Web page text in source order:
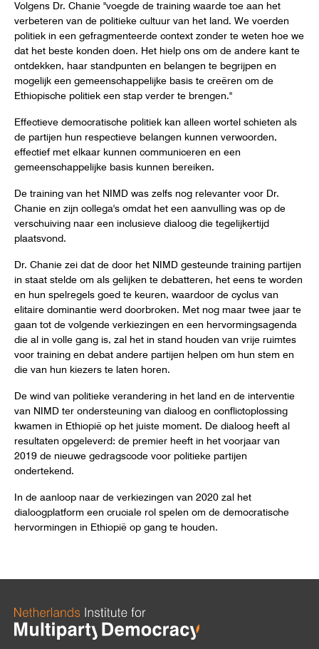
Volgens Dr. Chanie "voegde de training waarde toe aan het
verbeteren van de politieke cultuur van het land. We voerden
politiek in een gefragmenteerde context zonder te weten hoe we
dat het beste konden doen. Het hielp ons om de andere kant te
ontdekken, haar standpunten en belangen te begrijpen en
mogelijk een gemeenschappelijke basis te creëren om de
Ethiopische politiek een stap verder te brengen."
Effectieve democratische politiek kan alleen wortel schieten als
de partijen hun respectieve belangen kunnen verwoorden,
effectief met elkaar kunnen communiceren en een
gemeenschappelijke basis kunnen bereiken.
De training van het NIMD was zelfs nog relevanter voor Dr.
Chanie en zijn collega's omdat het een aanvulling was op de
verschuiving naar een inclusieve dialoog die tegelijkertijd
plaatsvond.
Dr. Chanie zei dat de door het NIMD gesteunde training partijen
in staat stelde om als gelijken te debatteren, het eens te worden
en hun spelregels goed te keuren, waardoor de cyclus van
elitaire dominantie werd doorbroken. Met nog maar twee jaar te
gaan tot de volgende verkiezingen en een hervormingsagenda
die al in volle gang is, zal het in stand houden van vrije ruimtes
voor training en debat andere partijen helpen om hun stem en
die van hun kiezers te laten horen.
De wind van politieke verandering in het land en de interventie
van NIMD ter ondersteuning van dialoog en conflictoplossing
kwamen in Ethiopië op het juiste moment. De dialoog heeft al
resultaten opgeleverd: de premier heeft in het voorjaar van
2019 de nieuwe gedragscode voor politieke partijen
ondertekend.
In de aanloop naar de verkiezingen van 2020 zal het
dialoogplatform een cruciale rol spelen om de democratische
hervormingen in Ethiopië op gang te houden.